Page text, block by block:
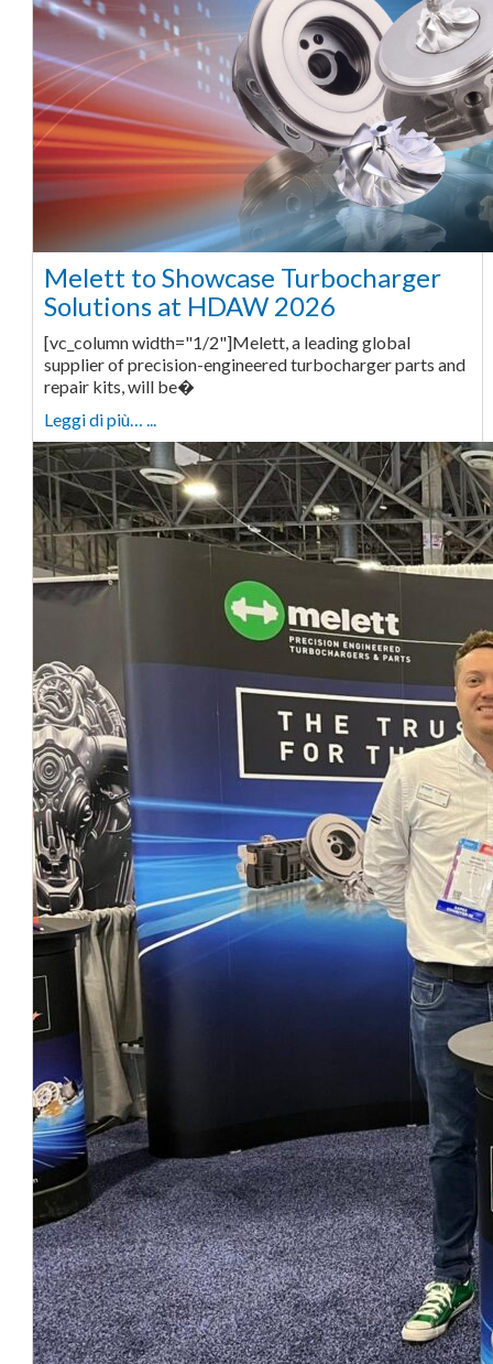
Melett to Showcase Turbocharger
Solutions at HDAW 2026
[vc_column width="1/2"]Melett, a leading global
supplier of precision-engineered turbocharger parts and
repair kits, will be�
Leggi di più… ...